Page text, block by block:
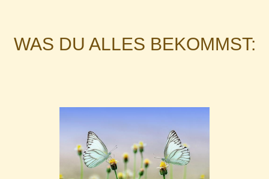
WAS DU ALLES BEKOMMST: